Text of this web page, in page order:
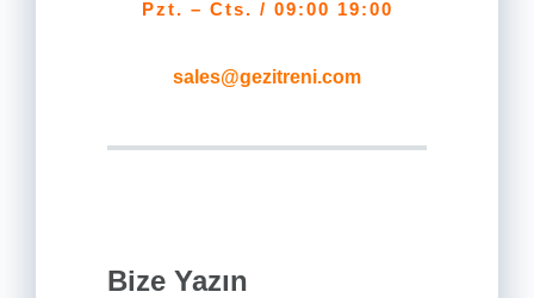
Pzt. – Cts. / 09:00 19:00
sales@gezitreni.com
Bize Yazın